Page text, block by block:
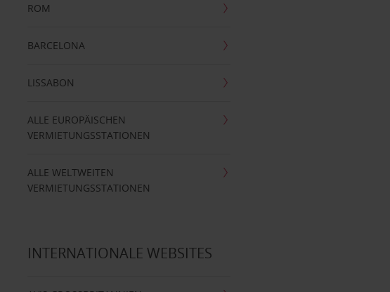
ROM
BARCELONA
LISSABON
ALLE EUROPÄISCHEN
VERMIETUNGSSTATIONEN
ALLE WELTWEITEN
VERMIETUNGSSTATIONEN
INTERNATIONALE WEBSITES